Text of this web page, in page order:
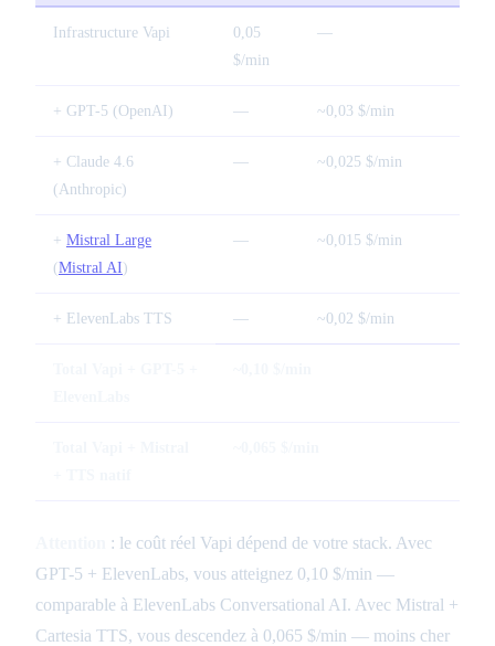
Infrastructure Vapi
0,05
$/min
—
+ GPT-5 (OpenAI) — ~0,03 $/min
+ Claude 4.6
(Anthropic)
— ~0,025 $/min
+ Mistral Large
(Mistral AI)
— ~0,015 $/min
+ ElevenLabs TTS — ~0,02 $/min
: le coût réel Vapi dépend de votre stack. Avec
GPT-5 + ElevenLabs, vous atteignez 0,10 $/min —
comparable à ElevenLabs Conversational AI. Avec Mistral +
Cartesia TTS, vous descendez à 0,065 $/min — moins cher